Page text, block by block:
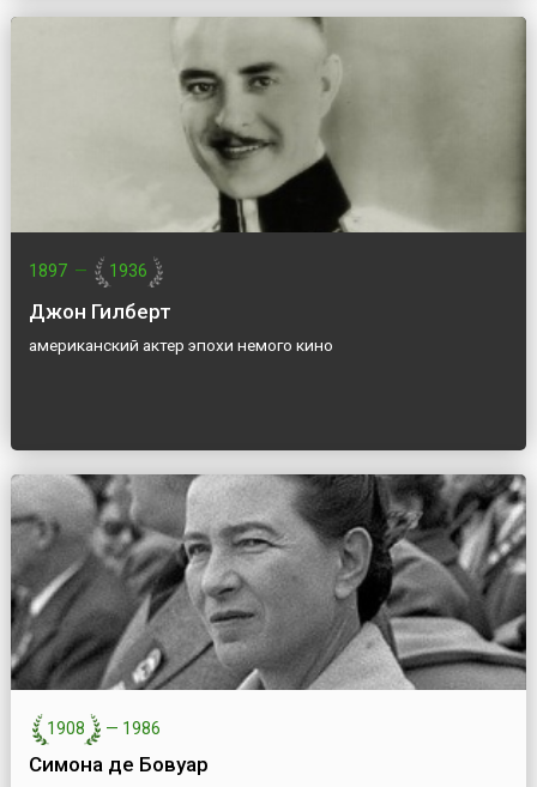
1897 — 1936
Джон Гилберт
американский актер эпохи немого кино
1908 — 1986
Симона де Бовуар